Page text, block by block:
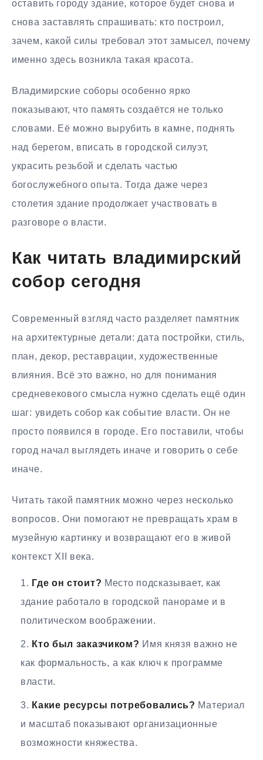
оставить городу здание, которое будет снова и
снова заставлять спрашивать: кто построил,
зачем, какой силы требовал этот замысел, почему
именно здесь возникла такая красота.
Владимирские соборы особенно ярко
показывают, что память создаётся не только
словами. Её можно вырубить в камне, поднять
над берегом, вписать в городской силуэт,
украсить резьбой и сделать частью
богослужебного опыта. Тогда даже через
столетия здание продолжает участвовать в
разговоре о власти.
Как читать владимирский
собор сегодня
Современный взгляд часто разделяет памятник
на архитектурные детали: дата постройки, стиль,
план, декор, реставрации, художественные
влияния. Всё это важно, но для понимания
средневекового смысла нужно сделать ещё один
шаг: увидеть собор как событие власти. Он не
просто появился в городе. Его поставили, чтобы
город начал выглядеть иначе и говорить о себе
иначе.
Читать такой памятник можно через несколько
вопросов. Они помогают не превращать храм в
музейную картинку и возвращают его в живой
контекст XII века.
Где он стоит? Место подсказывает, как
здание работало в городской панораме и в
политическом воображении.
Кто был заказчиком? Имя князя важно не
как формальность, а как ключ к программе
власти.
Какие ресурсы потребовались? Материал
и масштаб показывают организационные
возможности княжества.